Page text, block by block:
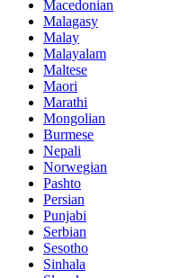
Macedonian
Malagasy
Malay
Malayalam
Maltese
Maori
Marathi
Mongolian
Burmese
Nepali
Norwegian
Pashto
Persian
Punjabi
Serbian
Sesotho
Sinhala